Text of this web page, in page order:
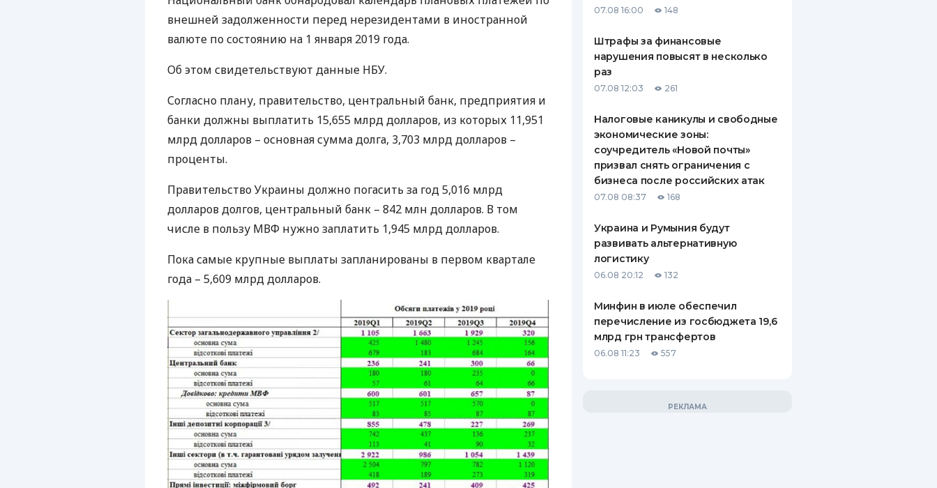
ЕЖЕМЕСЯЧНЫЙ ОБЗОР
СТРАХОВАНИЮ
ВСЕ СТРАХОВЫЕ ПОЛИСЫ
СТРАХОВЫЕ КОМПАНИИ
ОТЗЫВЫ О СТРАХОВЫХ
КОМПАНИЯХ
внешней задолженности перед нерезидентами в иностранной
валюте по состоянию на 1 января 2019 года.
Об этом свидетельствуют данные НБУ.
Согласно плану, правительство, центральный банк, предприятия и
банки должны выплатить 15,655 млрд долларов, из которых 11,951
млрд долларов – основная сумма долга, 3,703 млрд долларов –
проценты.
Правительство Украины должно погасить за год 5,016 млрд
долларов долгов, центральный банк – 842 млн долларов. В том
числе в пользу МВФ нужно заплатить 1,945 млрд долларов.
Пока самые крупные выплаты запланированы в первом квартале
года – 5,609 млрд долларов.
07.08 16:00 148
Штрафы за финансовые
нарушения повысят в несколько
раз
07.08 12:03 261
Налоговые каникулы и свободные
экономические зоны:
соучредитель «Новой почты»
призвал снять ограничения с
бизнеса после российских атак
07.08 08:37 168
Украина и Румыния будут
развивать альтернативную
логистику
06.08 20:12 132
Минфин в июле обеспечил
перечисление из госбюджета 19,6
млрд грн трансфертов
06.08 11:23 557